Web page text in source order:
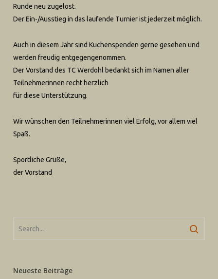
Runde neu zugelost.
Der Ein-/Ausstieg in das laufende Turnier ist jederzeit möglich.
Auch in diesem Jahr sind Kuchenspenden gerne gesehen und
werden freudig entgegengenommen.
Der Vorstand des TC Werdohl bedankt sich im Namen aller
Teilnehmerinnen recht herzlich
für diese Unterstützung.
Wir wünschen den Teilnehmerinnen viel Erfolg, vor allem viel
Spaß.
Sportliche Grüße,
der Vorstand
Neueste Beiträge